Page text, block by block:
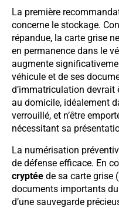
La première
concerne le stockage.
répandue, la carte grise
en permanence dans le
augmente
véhicule et de ses
d’immatriculation devrait
au domicile, idéalement
verrouillé, et n’être
nécessitant sa
La numérisation
de défense efficace. En
cryptée de sa carte grise
documents importants
d’une sauvegarde